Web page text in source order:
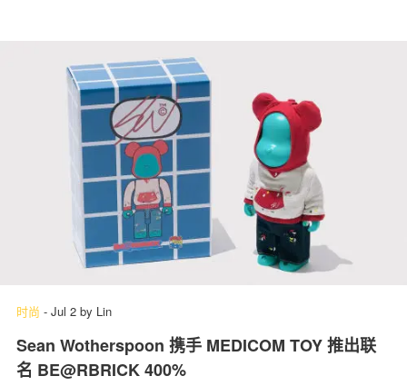
时尚 - Jul 2 by Lin
Sean Wotherspoon 携手 MEDICOM TOY 推出联
名 BE@RBRICK 400%